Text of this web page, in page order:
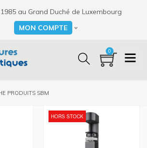
au Grand Duché de Luxembourg
Select your language
MON COMPTE
0
PRODUITS SBM
HORS STOCK